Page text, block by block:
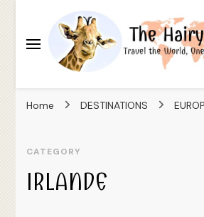
The Hairy
Home
DESTINATIONS
CATEGORY
IRLANDE